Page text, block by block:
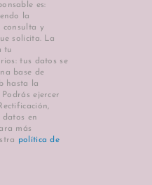
es:
la
consulta y
solicita. La
tu
tus datos se
base de
hasta la
ejercer
en
más
política de